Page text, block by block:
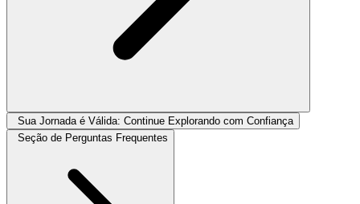
Sua Jornada é Válida: Continue Explorando com Confiança
Seção de Perguntas Frequentes